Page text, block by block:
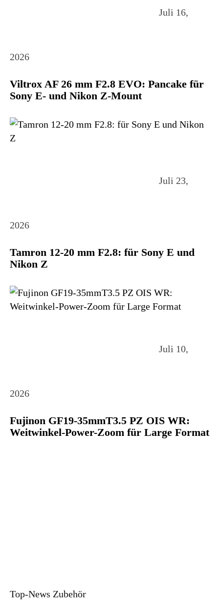
Juli 16,
2026
Viltrox AF 26 mm F2.8 EVO: Pancake für
Sony E- und Nikon Z-Mount
Juli 23,
2026
Tamron 12-20 mm F2.8: für Sony E und
Nikon Z
Juli 10,
2026
Fujinon GF19-35mmT3.5 PZ OIS WR:
Weitwinkel-Power-Zoom für Large Format
Top-News Zubehör